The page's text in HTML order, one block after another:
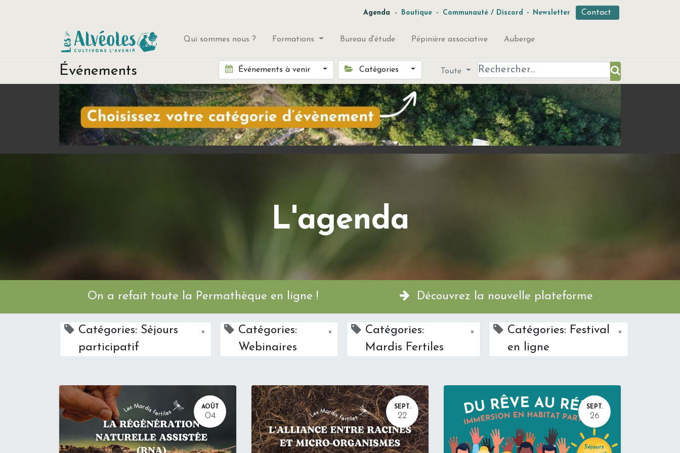
Agenda - Boutique - Communauté / Discord - Newsletter Contact
Qui sommes nous ? Formations Bureau d'étude Pépinière associative Auberge
Événements Événements à venir Catégories Toute
L'agenda
On a refait toute la Permathèque en ligne ! Découvrez la nouvelle plateforme
Catégories: Séjours
participatif
×
Catégories:
Webinaires
×
Catégories:
Mardis Fertiles
×
Catégories: Festival
en ligne
×
AOÛT
04
SEPT.
22
SEPT.
26